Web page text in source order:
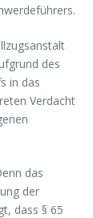
des
in das
Verdacht
das
der
dass § 65